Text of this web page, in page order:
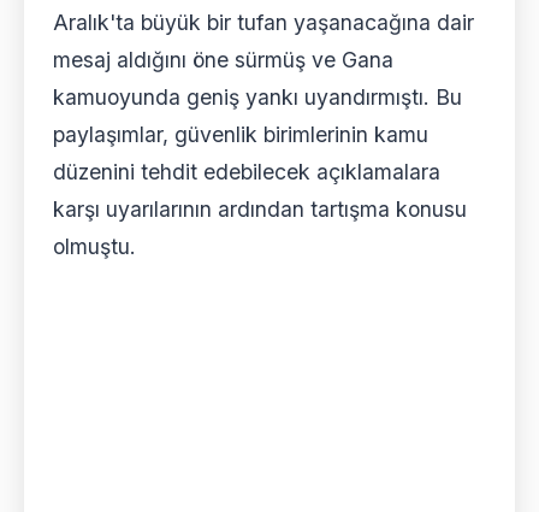
Aralık'ta büyük bir tufan yaşanacağına dair
mesaj aldığını öne sürmüş ve Gana
kamuoyunda geniş yankı uyandırmıştı. Bu
paylaşımlar, güvenlik birimlerinin kamu
düzenini tehdit edebilecek açıklamalara
karşı uyarılarının ardından tartışma konusu
olmuştu.